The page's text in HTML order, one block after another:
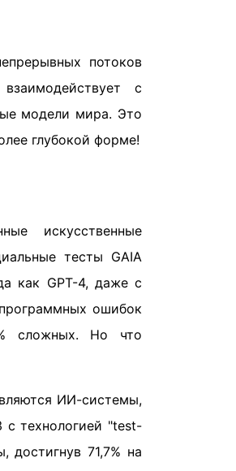
потоков
с
модели мира. Это
глубокой форме!
искусственные
тесты GAIA
как GPT-4, даже с
ошибок
сложных. Но что
ИИ-системы,
технологией "test-
достигнув 71,7% на